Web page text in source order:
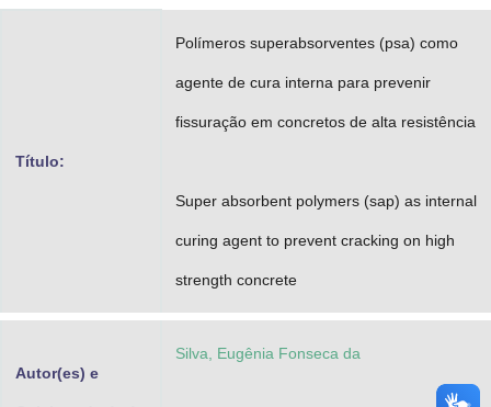
Título:
Polímeros superabsorventes (psa) como
agente de cura interna para prevenir
fissuração em concretos de alta resistência
Super absorbent polymers (sap) as internal
curing agent to prevent cracking on high
strength concrete
Autor(es) e
Silva, Eugênia Fonseca da